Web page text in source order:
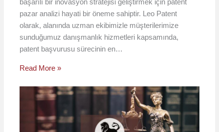
pazar analizi hayati bir öneme sahiptir. Leo Patent
olarak, alanında uzman ekibimizle müşterilerimize
sunduğumuz danışmanlık hizmetleri kapsamında,
patent başvurusu sürecinin en…
Read More »